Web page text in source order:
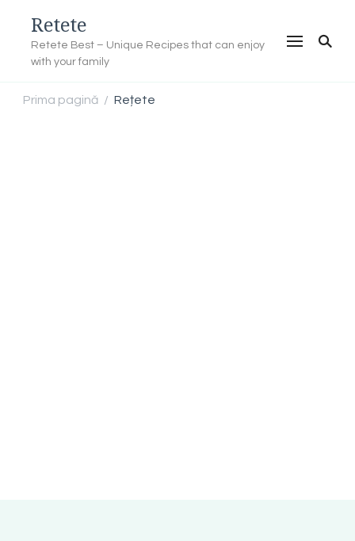
Retete
Retete Best – Unique Recipes that can enjoy
with your family
Prima pagină / Rețete